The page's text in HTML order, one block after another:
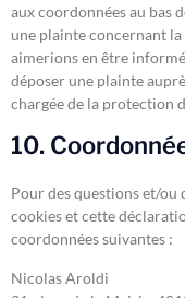
aux coordonnées au bas
une plainte concernant
aimerions en être
déposer une plainte
chargée de la protection
10.
Pour des questions et/
cookies et cette
coordonnées suivantes :
Nicolas Aroldi